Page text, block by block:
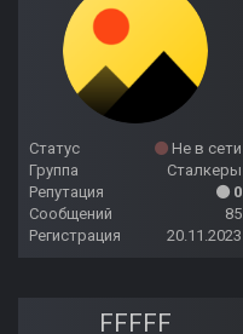
Статус
Не в сети
Группа
Сталкеры
Репутация
0
Сообщений
85
Регистрация
20.11.2023
FFFFF